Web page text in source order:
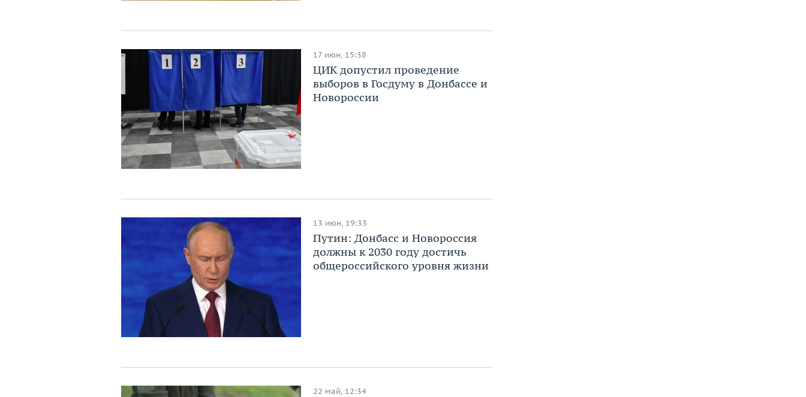
17 июн, 15:38
ЦИК допустил проведение
выборов в Госдуму в Донбассе и
Новороссии
13 июн, 19:33
Путин: Донбасс и Новороссия
должны к 2030 году достичь
общероссийского уровня жизни
22 май, 12:34